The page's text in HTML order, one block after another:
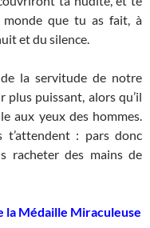
que tu as fait, à
et du silence.
la servitude de notre
plus puissant, alors qu’il
aux yeux des hommes.
: pars donc
racheter des mains de
la Médaille Miraculeuse